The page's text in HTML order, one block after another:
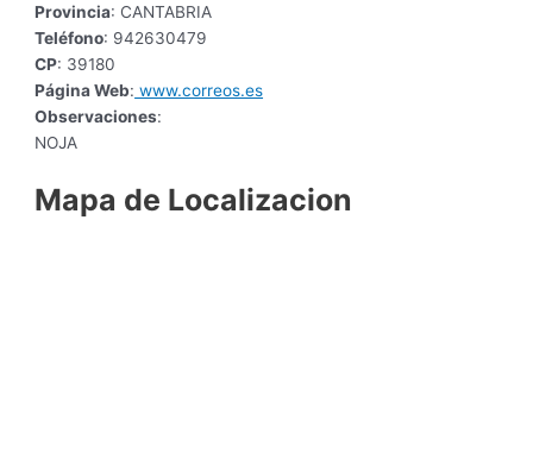
Provincia: CANTABRIA
Teléfono: 942630479
CP: 39180
Página Web: www.correos.es
Observaciones:
NOJA
Mapa de Localizacion